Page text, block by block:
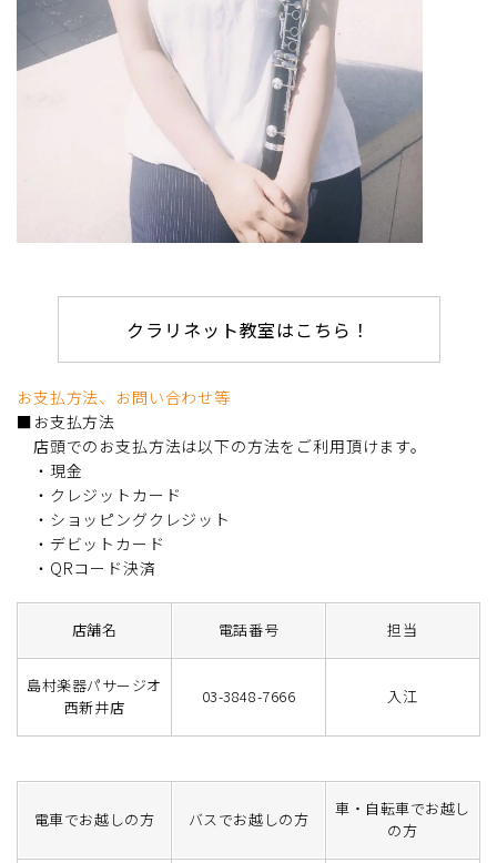
クラリネット教室はこちら！
お支払方法、お問い合わせ等
■お支払方法
店頭でのお支払方法は以下の方法をご利用頂けます。
・現金
・クレジットカード
・ショッピングクレジット
・デビットカード
・QRコード決済
店舗名 電話番号 担当
島村楽器パサージオ
西新井店
03-3848-7666 入江
電車でお越しの方 バスでお越しの方
車・自転車でお越し
の方